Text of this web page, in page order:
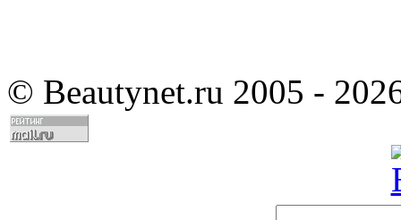
© Beautynet.ru 2005 -